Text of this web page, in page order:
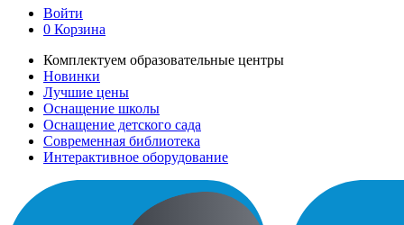
Войти
0 Корзина
Комплектуем образовательные центры
Новинки
Лучшие цены
Оснащение школы
Оснащение детского сада
Современная библиотека
Интерактивное оборудование